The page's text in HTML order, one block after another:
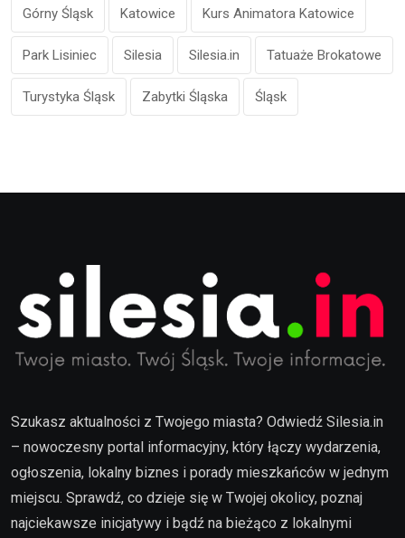
Górny Śląsk Katowice Kurs Animatora Katowice
Park Lisiniec Silesia Silesia.in Tatuaże Brokatowe
Turystyka Śląsk Zabytki Śląska Śląsk
Szukasz aktualności z Twojego miasta? Odwiedź Silesia.in
– nowoczesny portal informacyjny, który łączy wydarzenia,
ogłoszenia, lokalny biznes i porady mieszkańców w jednym
miejscu. Sprawdź, co dzieje się w Twojej okolicy, poznaj
najciekawsze inicjatywy i bądź na bieżąco z lokalnymi